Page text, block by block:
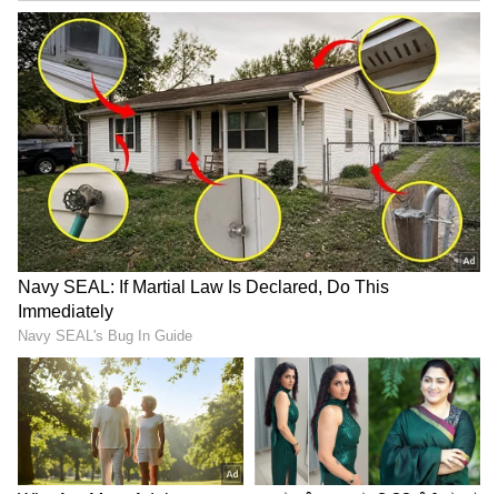
5
5
ಕೇತುವಿನ ಈ ಸಂಕ್ರಮಣವು ಮೀನ ರಾಶಿಯವರಿಗೆ ಆರೋಗ್ಯ
ಸಂಬಂಧಿ ಸಮಸ್ಯೆಗಳನ್ನು ಸಹ ಹೆಚ್ಚಿಸುತ್ತದೆ. ಈ ಅವಧಿಯಲ್ಲಿ,
ನೀವು ಹೊಟ್ಟೆಗೆ ಸಂಬಂಧಿಸಿದ ಕೆಲವು ಸಮಸ್ಯೆಗಳನ್ನು
ಎದುರಿಸುತ್ತೀರಿ. ನಿಮ್ಮ ಪ್ರೇಮ ಜೀವನವೂ ಬಹಳಷ್ಟು
ತೊಂದರೆಗೊಳಗಾಗಲಿದೆ. ನಿಮ್ಮ ಸಂಗಾತಿಯೊಂದಿಗೆ ನಿಮ್ಮ